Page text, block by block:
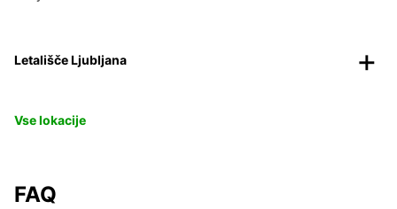
Letališče Ljubljana
Vse lokacije
FAQ